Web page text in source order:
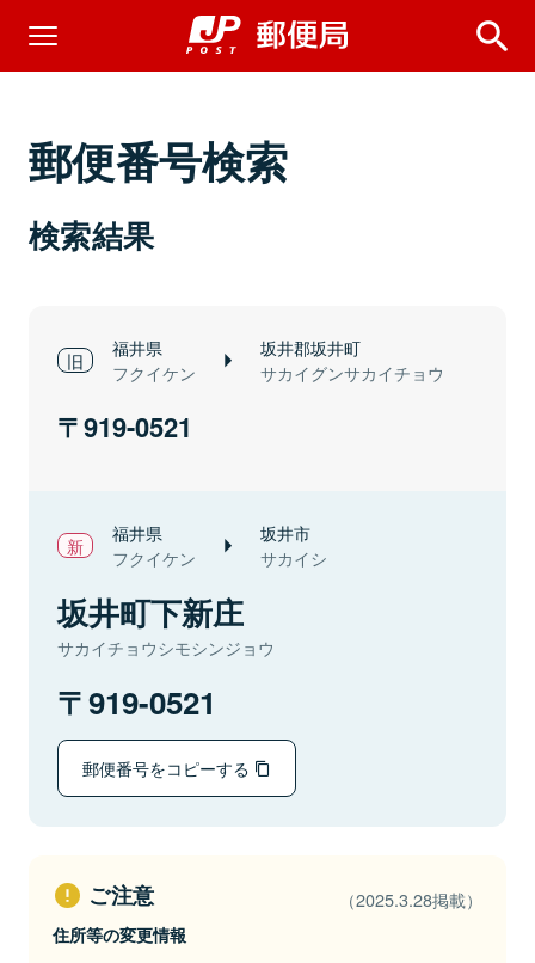
郵便番号検索
検索結果
福井県
フクイケン
坂井郡坂井町
サカイグンサカイチョウ
919-0521
福井県
フクイケン
坂井市
サカイシ
坂井町下新庄
サカイチョウシモシンジョウ
919-0521
郵便番号をコピーする
ご注意 （2025.3.28掲載）
住所等の変更情報